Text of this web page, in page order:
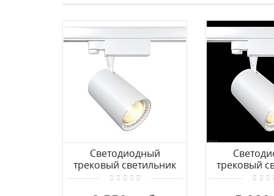
Светодиодный
трековый светильник
для 3-фазного трека
трековый
для 3-